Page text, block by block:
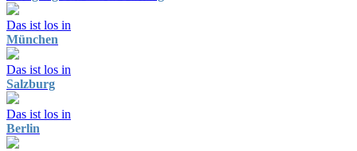
Das ist los in
München
Das ist los in
Salzburg
Das ist los in
Berlin